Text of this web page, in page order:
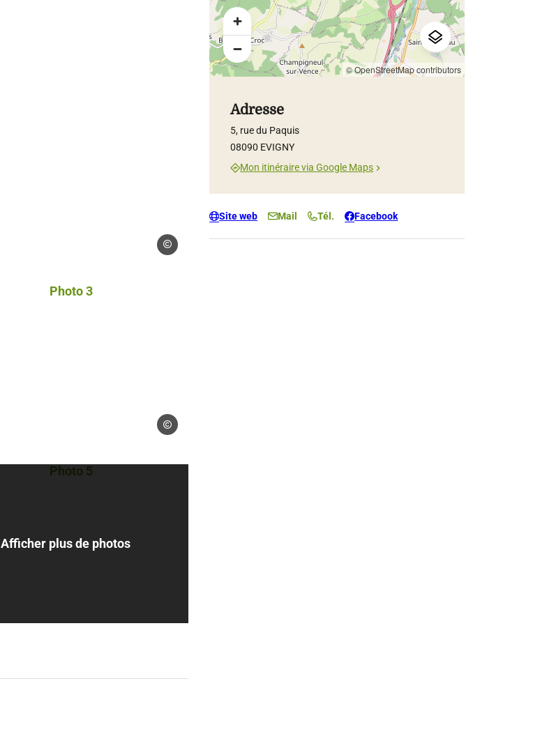
Droits libres
Photo 3, © Droits libres
Droits libres
Afficher plus de photos
Photo 5, © Droits libres
© OpenStreetMap contributors
Adresse
5, rue du Paquis
08090 EVIGNY
Mon itinéraire via Google Maps
Site web Mail Tél. Facebook